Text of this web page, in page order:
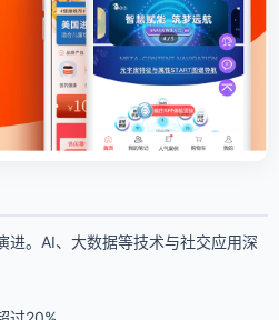
进。AI、大数据等技术与社交应用深